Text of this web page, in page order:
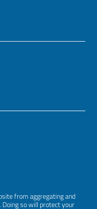
from aggregating and
so will protect your